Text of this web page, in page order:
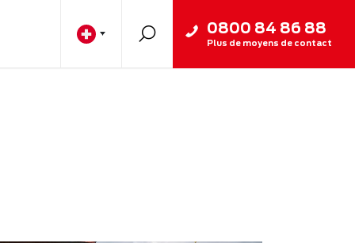
0800 84 86 88
Plus de moyens de contact